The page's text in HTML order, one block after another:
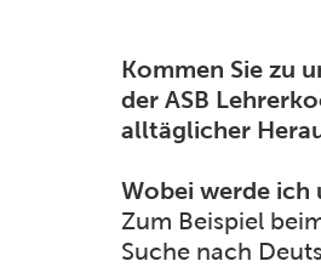
Kommen Sie zu
der ASB
alltäglicher
Wobei werde ich
Zum Beispiel
Suche nach